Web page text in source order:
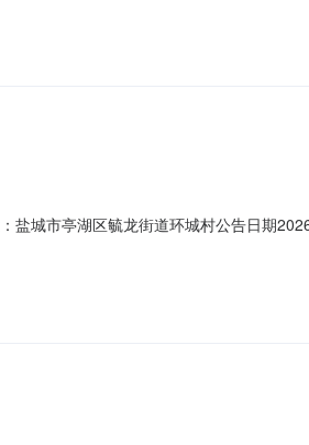
西至：永宁路北至：海纯路附属设施--补
城市亭湖区毓龙街道环城村公告日期
：黄海路西至：永宁路北至：海纯路附